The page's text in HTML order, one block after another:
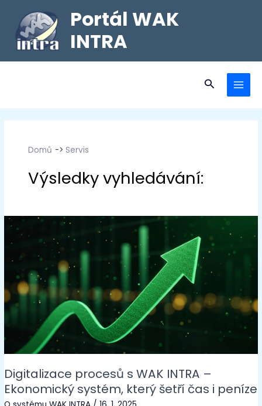
Portál WAK
INTRA
Domů Servis
Servis
Digitalizace procesů s WAK INTRA –
Ekonomický systém, který šetří čas i peníze